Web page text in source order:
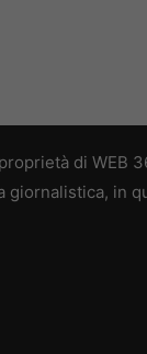
di WEB
giornalistica, in